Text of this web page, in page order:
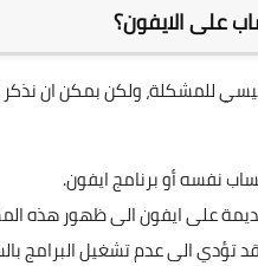
على الايفون؟
للمشكلة، ولكن بمكن ان
نفسه أو برنامج ايفون.
على ايفون الى ظهور هذه